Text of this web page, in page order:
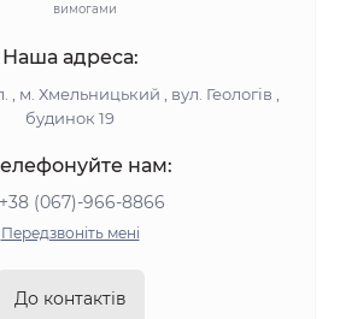
вимогами
Наша адреса:
м. Хмельницький , вул. Геологів ,
будинок 19
нам:
+38 (067)-966-8866
Передзвоніть мені
До контактів